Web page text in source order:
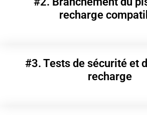
recharge
#3. Tests de sécurité et
recharge